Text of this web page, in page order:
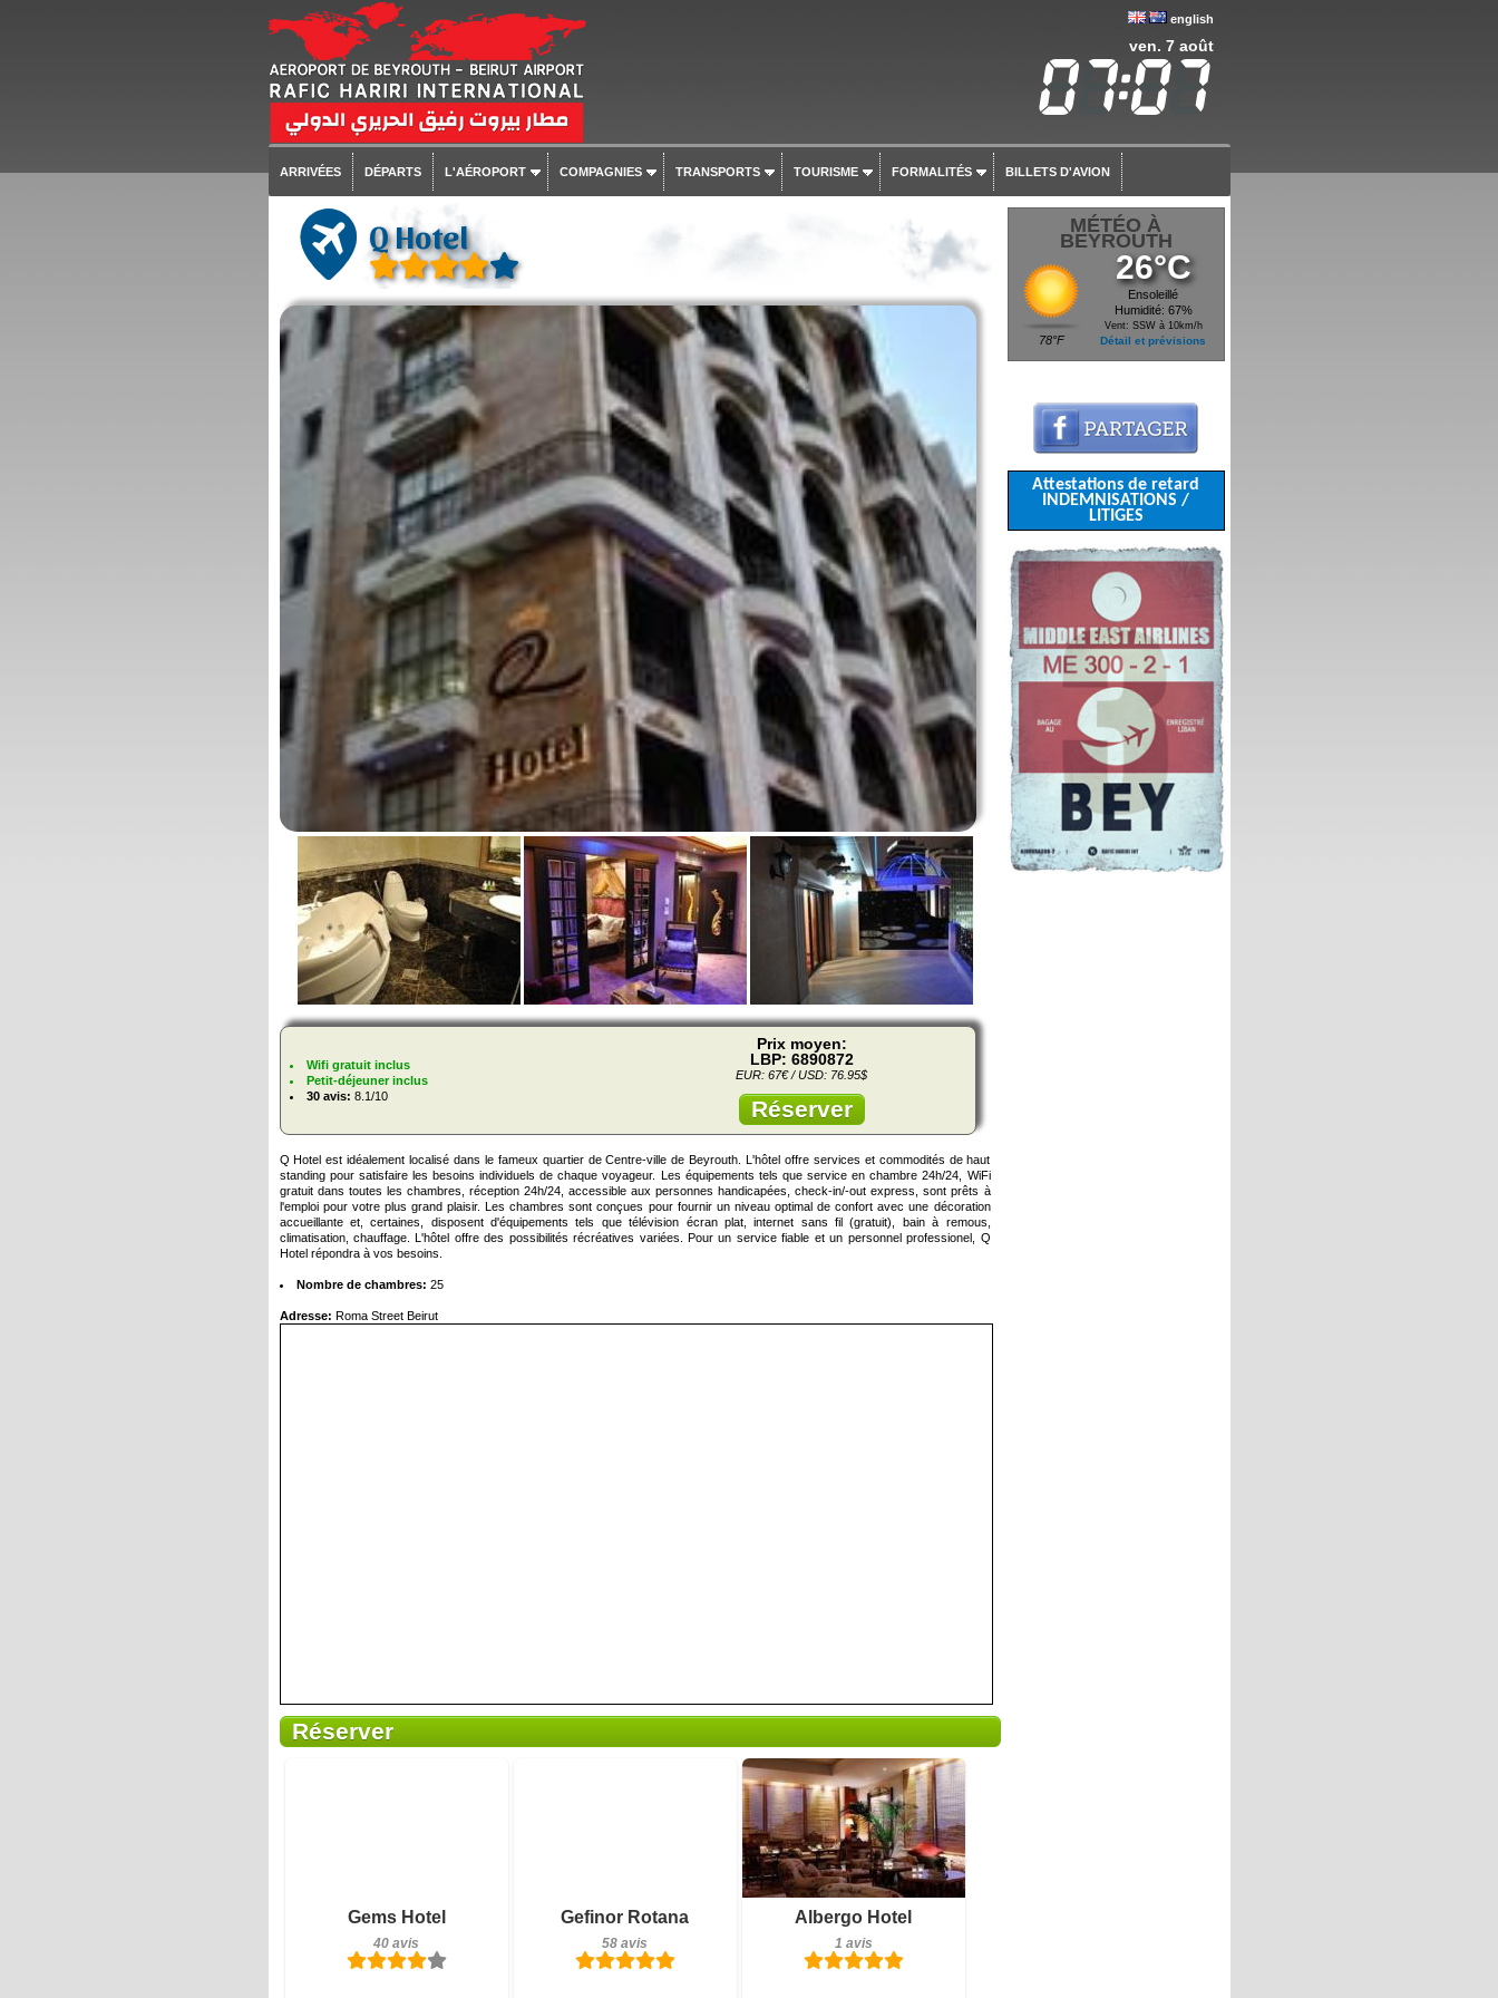
english
ven. 7 août
ARRIVÉES DÉPARTS L'AÉROPORT COMPAGNIES TRANSPORTS TOURISME FORMALITÉS BILLETS D'AVION
Q Hotel
Wifi gratuit inclus
Petit-déjeuner inclus
30 avis: 8.1/10
Prix moyen:
LBP: 6890872
EUR: 67€ / USD: 76.95$
Réserver
Q Hotel est idéalement localisé dans le fameux quartier de Centre-ville de Beyrouth. L'hôtel offre services et commodités de haut
standing pour satisfaire les besoins individuels de chaque voyageur. Les équipements tels que service en chambre 24h/24, WiFi
gratuit dans toutes les chambres, réception 24h/24, accessible aux personnes handicapées, check-in/-out express, sont prêts à
l'emploi pour votre plus grand plaisir. Les chambres sont conçues pour fournir un niveau optimal de confort avec une décoration
accueillante et, certaines, disposent d'équipements tels que télévision écran plat, internet sans fil (gratuit), bain à remous,
climatisation, chauffage. L'hôtel offre des possibilités récréatives variées. Pour un service fiable et un personnel professionel, Q
Hotel répondra à vos besoins.
Nombre de chambres: 25
Adresse: Roma Street Beirut
Réserver
Gems Hotel
40 avis
Détails
Réserver
Gefinor Rotana
58 avis
Détails
Réserver
Albergo Hotel
1 avis
1 avis
Détails
Réserver
MÉTÉO À
BEYROUTH
78°F
26°C
Ensoleillé
Humidité: 67%
Vent: SSW à 10km/h
Détail et prévisions
Attestations de retard
INDEMNISATIONS /
LITIGES